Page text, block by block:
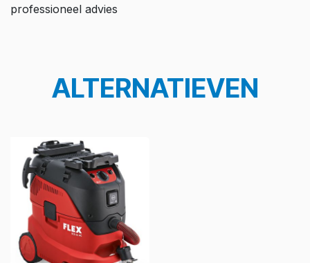
professioneel advies
ALTERNATIEVEN